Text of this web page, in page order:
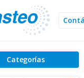
Categorías